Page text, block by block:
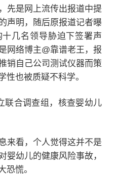
先是网上流传出报道中提
声明，随后原报道记者曝
几名领导胁迫下签署声
网络博主@靠谱老王，报
销自己公司测试仪器而策
性也被质疑不科学。
联合调查组，核查婴幼儿
来看，个人觉得这并不是
婴幼儿的健康风险事故，
恐慌。